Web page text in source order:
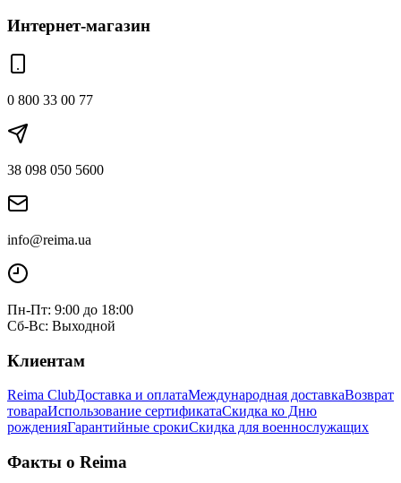
Интернет-магазин
0 800 33 00 77
38 098 050 5600
info@reima.ua
Пн-Пт: 9:00 до 18:00
Сб-Вс: Выходной
Клиентам
Reima ClubДоставка и оплатаМеждународная доставкаВозврат
товараИспользование сертификатаСкидка ко Дню
рожденияГарантийные срокиСкидка для военнослужащих
Факты о Reima